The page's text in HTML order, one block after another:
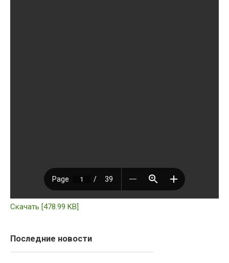
Скачать [478.99 KB]
Последние новости